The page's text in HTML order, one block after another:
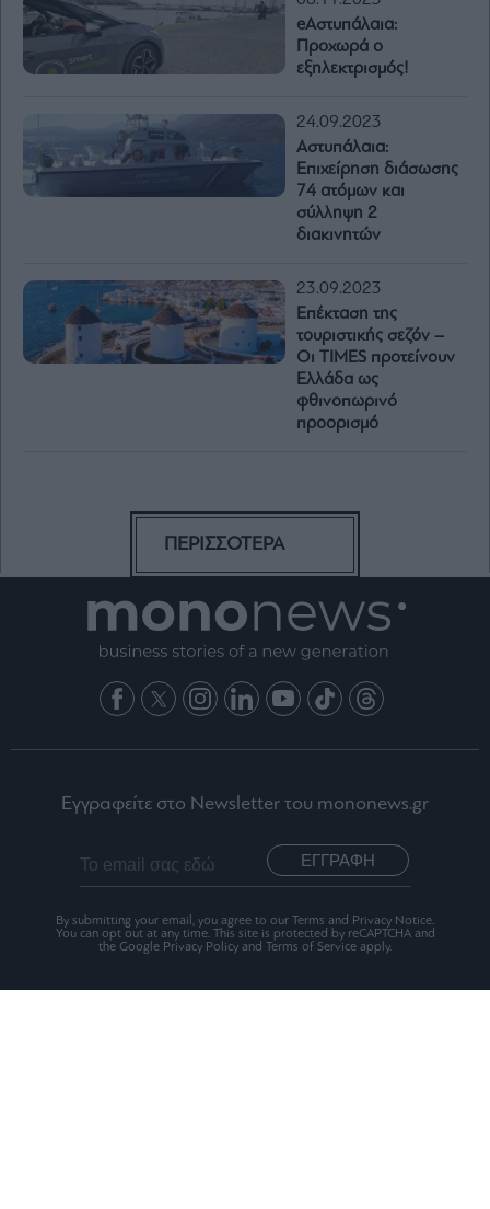
eΑστυπάλαια:
Προχωρά ο
εξηλεκτρισμός!
24.09.2023
Αστυπάλαια:
Επιχείρηση διάσωσης
74 ατόμων και
σύλληψη 2
διακινητών
23.09.2023
Επέκταση της
τουριστικής σεζόν –
Οι TIMES προτείνουν
Ελλάδα ως
φθινοπωρινό
προορισμό
ΠΕΡΙΣΣΟΤΕΡΑ
Εγγραφείτε στο Newsletter του mononews.gr
ΕΓΓΡΑΦΗ
By submitting your email, you agree to our Terms and Privacy Notice.
You can opt out at any time. This site is protected by reCAPTCHA and
the Google Privacy Policy and Terms of Service apply.